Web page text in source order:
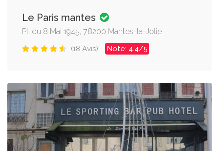
Le Paris mantes
Pl. du 8 Mai 1945, 78200 Mantes-la-Jolie
(18 Avis) - Note: 4.4/5